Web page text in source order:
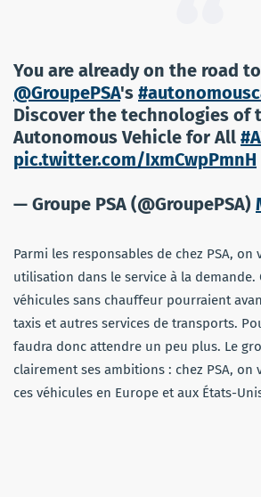
You are already on the road
@GroupePSA's
Discover the technologies of
Autonomous Vehicle for All
pic.twitter.com/IxmCwpPmnH
— Groupe PSA (@GroupePSA)
Parmi les responsables de chez PSA, on
utilisation dans le service à la demande.
véhicules sans chauffeur pourraient
taxis et autres services de transports.
faudra donc attendre un peu plus. Le
clairement ses ambitions : chez PSA, on
ces véhicules en Europe et aux États-